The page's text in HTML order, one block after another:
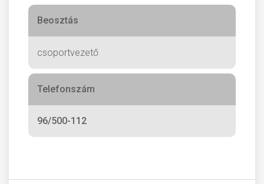
Beosztás
csoportvezető
Telefonszám
96/500-112